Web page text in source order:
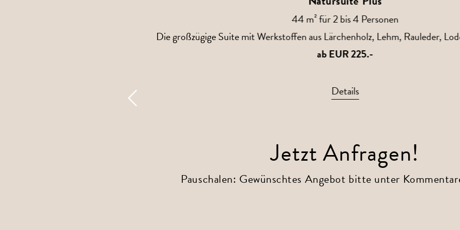
44 m² für 2 bis 4 Personen
Die großzügige Suite mit Werkstoffen aus Lärchenholz, Lehm, Rauleder,
ab EUR 225.-
Details
Jetzt Anfragen!
Pauschalen: Gewünschtes Angebot bitte unter